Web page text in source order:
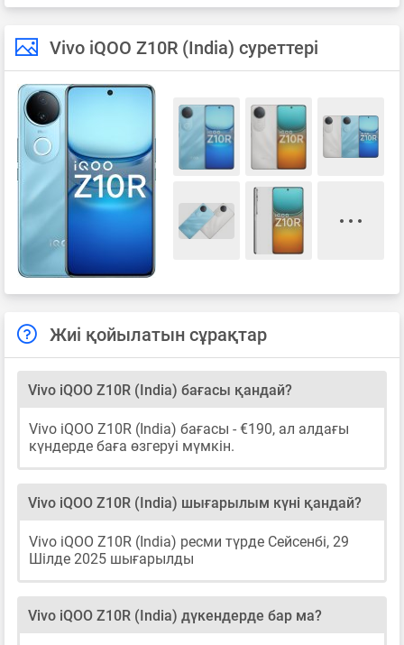
Vivo iQOO Z10R (India) суреттері
Жиі қойылатын сұрақтар
Vivo iQOO Z10R (India) бағасы қандай?
Vivo iQOO Z10R (India) бағасы - €190, ал алдағы
күндерде баға өзгеруі мүмкін.
Vivo iQOO Z10R (India) шығарылым күні қандай?
Vivo iQOO Z10R (India) ресми түрде Сейсенбі, 29
Шілде 2025 шығарылды
Vivo iQOO Z10R (India) дүкендерде бар ма?